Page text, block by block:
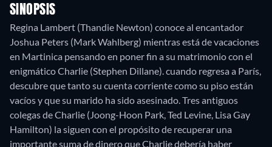
SINOPSIS
Regina Lambert (Thandie Newton) conoce al encantador
Joshua Peters (Mark Wahlberg) mientras está de vacaciones
en Martinica pensando en poner fin a su matrimonio con el
enigmático Charlie (Stephen Dillane). cuando regresa a París,
descubre que tanto su cuenta corriente como su piso están
vacíos y que su marido ha sido asesinado. Tres antiguos
colegas de Charlie (Joong-Hoon Park, Ted Levine, Lisa Gay
Hamilton) la siguen con el propósito de recuperar una
importante suma de dinero que Charlie debería haber